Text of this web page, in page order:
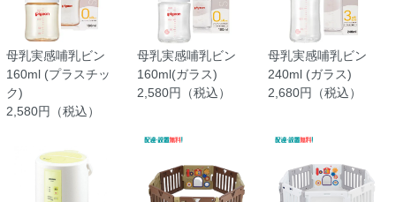
母乳実感哺乳ビン
160ml (プラスチッ
ク)
2,580円（税込）
母乳実感哺乳ビン
160ml(ガラス)
2,580円（税込）
母乳実感哺乳ビン
240ml (ガラス)
2,680円（税込）